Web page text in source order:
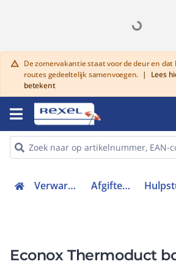
warning De zomervakantie staat voor de deur en
routes gedeeltelijk samenvoegen. |
Lees
betekent
Verwarmen, Koelen en Ventileren Afgiftesysteem en appendages
Econox Thermoduct